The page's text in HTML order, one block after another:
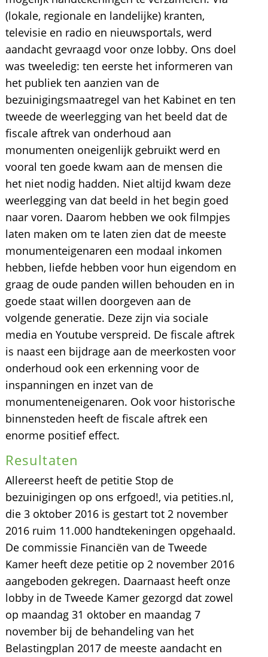
(lokale, regionale en landelijke) kranten,
televisie en radio en nieuwsportals, werd
aandacht gevraagd voor onze lobby. Ons doel
was tweeledig: ten eerste het informeren van
het publiek ten aanzien van de
bezuinigingsmaatregel van het Kabinet en ten
tweede de weerlegging van het beeld dat de
fiscale aftrek van onderhoud aan
monumenten oneigenlijk gebruikt werd en
vooral ten goede kwam aan de mensen die
het niet nodig hadden. Niet altijd kwam deze
weerlegging van dat beeld in het begin goed
naar voren. Daarom hebben we ook filmpjes
laten maken om te laten zien dat de meeste
monumenteigenaren een modaal inkomen
hebben, liefde hebben voor hun eigendom en
graag de oude panden willen behouden en in
goede staat willen doorgeven aan de
volgende generatie. Deze zijn via sociale
media en Youtube verspreid. De fiscale aftrek
is naast een bijdrage aan de meerkosten voor
onderhoud ook een erkenning voor de
inspanningen en inzet van de
monumenteneigenaren. Ook voor historische
binnensteden heeft de fiscale aftrek een
enorme positief effect.
Resultaten
Allereerst heeft de petitie Stop de
bezuinigingen op ons erfgoed!, via petities.nl,
die 3 oktober 2016 is gestart tot 2 november
2016 ruim 11.000 handtekeningen opgehaald.
De commissie Financiën van de Tweede
Kamer heeft deze petitie op 2 november 2016
aangeboden gekregen. Daarnaast heeft onze
lobby in de Tweede Kamer gezorgd dat zowel
op maandag 31 oktober en maandag 7
november bij de behandeling van het
Belastingplan 2017 de meeste aandacht en